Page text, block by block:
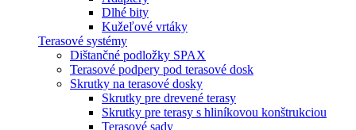
Dlhé bity
Kužeľové vrtáky
Terasové systémy
Dištančné podložky SPAX
Terasové podpery pod terasové dosk
Skrutky na terasové dosky
Skrutky pre drevené terasy
Skrutky pre terasy s hliníkovou konštrukciou
Terasové sady